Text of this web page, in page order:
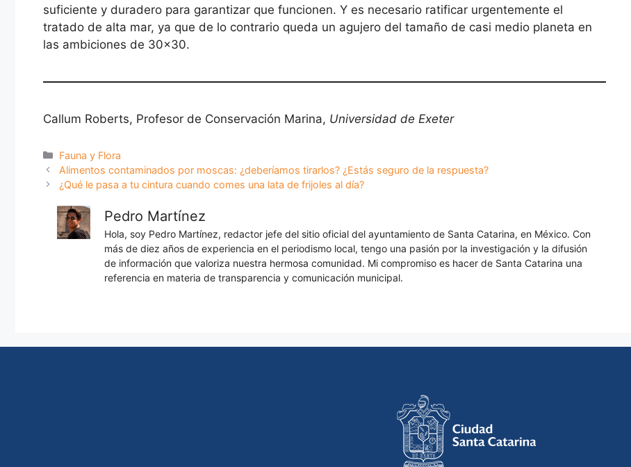
suficiente y duradero para garantizar que funcionen. Y es necesario ratificar urgentemente el
tratado de alta mar, ya que de lo contrario queda un agujero del tamaño de casi medio planeta en
las ambiciones de 30×30.
Callum Roberts, Profesor de Conservación Marina, Universidad de Exeter
Categorías
Fauna y Flora
Alimentos contaminados por moscas: ¿deberíamos tirarlos? ¿Estás seguro de la respuesta?
¿Qué le pasa a tu cintura cuando comes una lata de frijoles al día?
Pedro Martínez
Hola, soy Pedro Martínez, redactor jefe del sitio oficial del ayuntamiento de Santa Catarina, en México. Con
más de diez años de experiencia en el periodismo local, tengo una pasión por la investigación y la difusión
de información que valoriza nuestra hermosa comunidad. Mi compromiso es hacer de Santa Catarina una
referencia en materia de transparencia y comunicación municipal.